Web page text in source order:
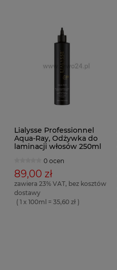
Lialysse Professionnel
Aqua-Ray, Odżywka do
laminacji włosów 250ml
0 ocen
89,00 zł
zawiera 23% VAT, bez kosztów
dostawy
( 1 x 100ml = 35,60 zł )